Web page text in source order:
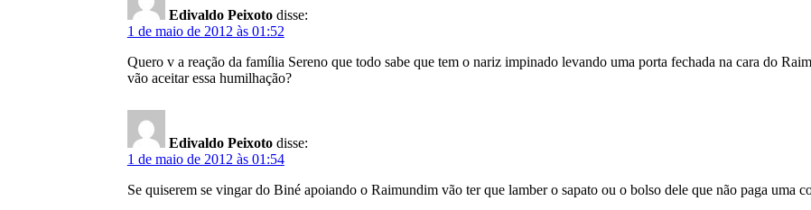
Edivaldo Peixoto disse:
1 de maio de 2012 às 01:52
Quero v a reação da família Sereno que todo sabe que tem o nariz impinado levando uma porta fechada na cara do
vão aceitar essa humilhação?
Edivaldo Peixoto disse:
1 de maio de 2012 às 01:54
Se quiserem se vingar do Biné apoiando o Raimundim vão ter que lamber o sapato ou o bolso dele que não paga uma